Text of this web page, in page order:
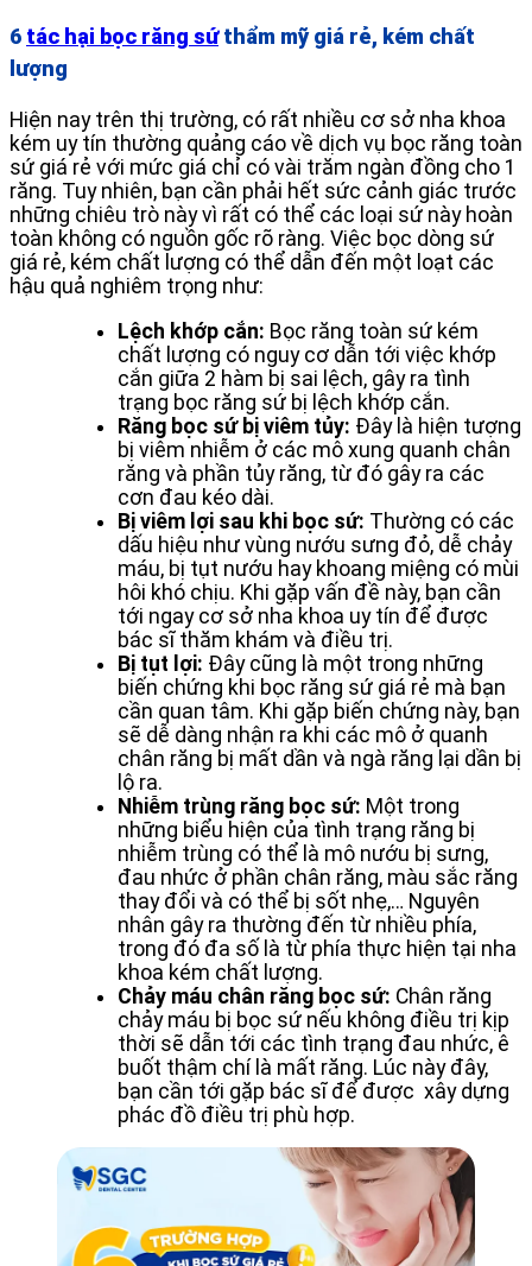
6 tác hại bọc răng sứthẩm mỹ giá rẻ, kém chất
lượng
Hiện nay trên thị trường, có rất nhiều cơ sở nha khoa
kém uy tín thường quảng cáo về dịch vụ bọc răng toàn
sứ giá rẻ với mức giá chỉ có vài trăm ngàn đồng cho 1
răng. Tuy nhiên, bạn cần phải hết sức cảnh giác trước
những chiêu trò này vì rất có thể các loại sứ này hoàn
toàn không có nguồn gốc rõ ràng. Việc bọc dòng sứ
giá rẻ, kém chất lượng có thể dẫn đến một loạt các
hậu quả nghiêm trọng như:
Lệch khớp cắn: Bọc răng toàn sứ kém
chất lượng có nguy cơ dẫn tới việc khớp
cắn giữa 2 hàm bị sai lệch, gây ra tình
trạng bọc răng sứ bị lệch khớp cắn.
Răng bọc sứ bị viêm tủy: Đây là hiện tượng
bị viêm nhiễm ở các mô xung quanh chân
răng và phần tủy răng, từ đó gây ra các
cơn đau kéo dài.
Bị viêm lợi sau khi bọc sứ: Thường có các
dấu hiệu như vùng nướu sưng đỏ, dễ chảy
máu, bị tụt nướu hay khoang miệng có mùi
hôi khó chịu. Khi gặp vấn đề này, bạn cần
tới ngay cơ sở nha khoa uy tín để được
bác sĩ thăm khám và điều trị.
Bị tụt lợi: Đây cũng là một trong những
biến chứng khi bọc răng sứ giá rẻ mà bạn
cần quan tâm. Khi gặp biến chứng này, bạn
sẽ dễ dàng nhận ra khi các mô ở quanh
chân răng bị mất dần và ngà răng lại dần bị
lộ ra.
Nhiễm trùng răng bọc sứ: Một trong
những biểu hiện của tình trạng răng bị
nhiễm trùng có thể là mô nướu bị sưng,
đau nhức ở phần chân răng, màu sắc răng
thay đổi và có thể bị sốt nhẹ,… Nguyên
nhân gây ra thường đến từ nhiều phía,
trong đó đa số là từ phía thực hiện tại nha
khoa kém chất lượng.
Chảy máu chân răng bọc sứ: Chân răng
chảy máu bị bọc sứ nếu không điều trị kịp
thời sẽ dẫn tới các tình trạng đau nhức, ê
buốt thậm chí là mất răng. Lúc này đây,
bạn cần tới gặp bác sĩ để được xây dựng
phác đồ điều trị phù hợp.